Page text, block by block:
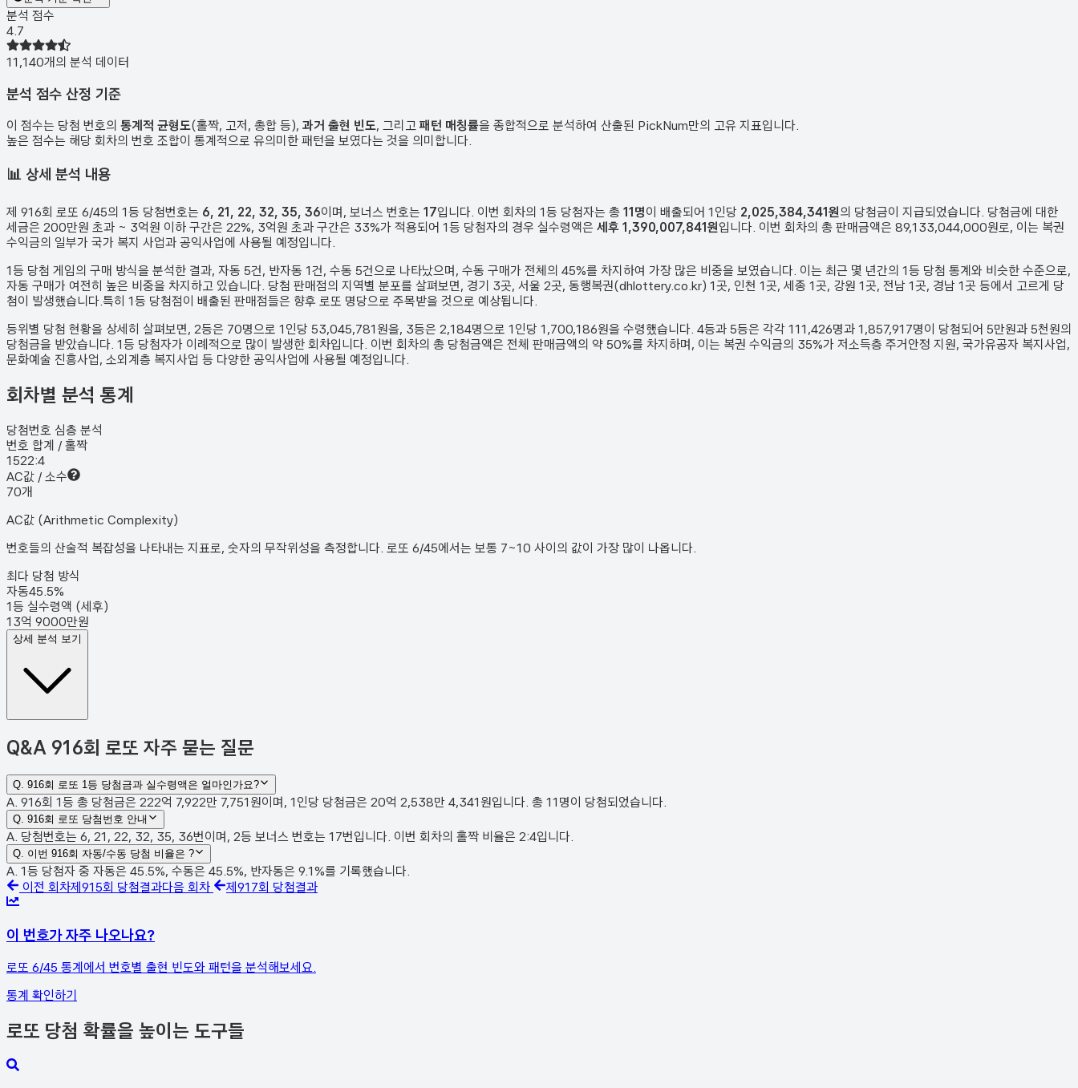
분석 점수
4.7
11,140개의 분석 데이터
분석 점수 산정 기준
이 점수는 당첨 번호의 통계적 균형도(홀짝, 고저, 총합 등), 과거 출현 빈도, 그리고 패턴 매칭률을 종합적으로 분석하여 산출된 PickNum만의 고유 지표입니다.
높은 점수는 해당 회차의 번호 조합이 통계적으로 유의미한 패턴을 보였다는 것을 의미합니다.
📊 상세 분석 내용
제 916회 로또 6/45의 1등 당첨번호는 6, 21, 22, 32, 35, 36이며, 보너스 번호는 17입니다. 이번 회차의 1등 당첨자는 총 11명이 배출되어 1인당 2,025,384,341원의 당첨금이 지급되었습니다. 당첨금에 대한
세금은 200만원 초과 ~ 3억원 이하 구간은 22%, 3억원 초과 구간은 33%가 적용되어 1등 당첨자의 경우 실수령액은 세후 1,390,007,841원입니다. 이번 회차의 총 판매금액은 89,133,044,000원로, 이는 복권
수익금의 일부가 국가 복지 사업과 공익사업에 사용될 예정입니다.
1등 당첨 게임의 구매 방식을 분석한 결과, 자동 5건, 반자동 1건, 수동 5건 으로 나타났으며, 수동 구매가 전체의 45%를 차지하여 가장 많은 비중을 보였습니다. 이는 최근 몇 년간의 1등 당첨 통계와 비슷한 수준으로,
자동 구매가 여전히 높은 비중을 차지하고 있습니다. 당첨 판매점의 지역별 분포를 살펴보면, 경기 3곳, 서울 2곳, 동행복권(dhlottery.co.kr) 1곳, 인천 1곳, 세종 1곳, 강원 1곳, 전남 1곳, 경남 1곳 등에서 고르게 당
첨이 발생했습니다. 특히 1등 당첨점이 배출된 판매점들은 향후 로또 명당으로 주목받을 것으로 예상됩니다.
등위별 당첨 현황을 상세히 살펴보면, 2등은 70명으로 1인당 53,045,781원을, 3등은 2,184명으로 1인당 1,700,186원을 수령했습니다. 4등과 5등은 각각 111,426명과 1,857,917명이 당첨되어 5만원과 5천원의
당첨금을 받았습니다. 1등 당첨자가 이례적으로 많이 발생한 회차입니다. 이번 회차의 총 당첨금액은 전체 판매금액의 약 50%를 차지하며, 이는 복권 수익금의 35%가 저소득층 주거안정 지원, 국가유공자 복지사업,
문화예술 진흥사업, 소외계층 복지사업 등 다양한 공익사업에 사용될 예정입니다.
회차별 분석 통계
당첨번호 심층 분석
번호 합계 / 홀짝
1522:4
AC값 / 소수
70개
AC값 (Arithmetic Complexity)
번호들의 산술적 복잡성을 나타내는 지표로, 숫자의 무작위성을 측정합니다. 로또 6/45에서는 보통 7~10 사이의 값이 가장 많이 나옵니다.
최다 당첨 방식
자동45.5%
1등 실수령액 (세후)
13억 9000만원
상세 분석 보기
Q&A 916회 로또 자주 묻는 질문
Q. 916회 로또 1등 당첨금과 실수령액은 얼마인가요?
A. 916회 1등 총 당첨금은 222억 7,922만 7,751원이며, 1인당 당첨금은 20억 2,538만 4,341원입니다. 총 11명이 당첨되었습니다.
Q. 916회 로또 당첨번호 안내
A. 당첨번호는 6, 21, 22, 32, 35, 36번이며, 2등 보너스 번호는 17번입니다. 이번 회차의 홀짝 비율은 2:4입니다.
Q. 이번 916회 자동/수동 당첨 비율은 ?
A. 1등 당첨자 중 자동은 45.5%, 수동은 45.5%, 반자동은 9.1%를 기록했습니다.
이전 회차제 915회 당첨결과다음 회차 제 917회 당첨결과
이 번호가 자주 나오나요?
로또 6/45 통계에서 번호별 출현 빈도와 패턴을 분석해보세요.
통계 확인하기
로또 당첨 확률을 높이는 도구들